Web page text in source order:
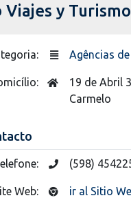
y Turismo
Agências
19 de Abril
Carmelo
(598)
Web: ir al Sitio